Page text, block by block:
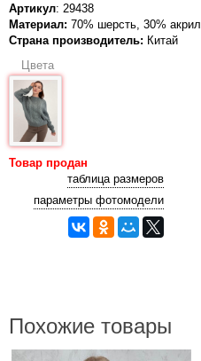
Артикул: 29438
Материал: 70% шерсть, 30% акрил
Страна производитель: Китай
Цвета
Товар продан
таблица размеров
параметры фотомодели
Похожие товары